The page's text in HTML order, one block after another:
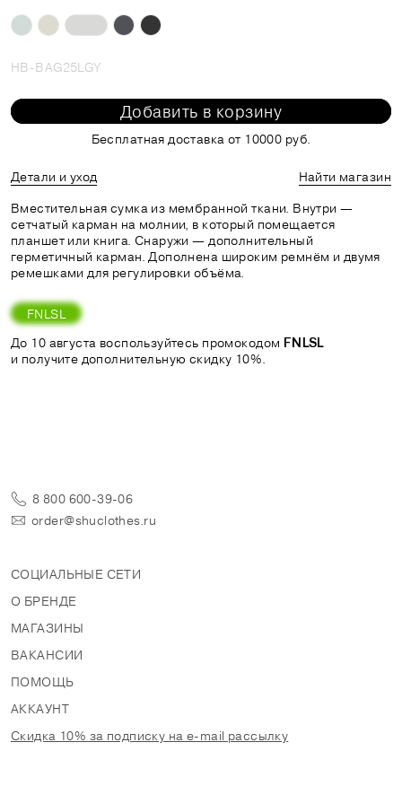
HB-BAG25LGY
Добавить в корзину
Бесплатная доставка от 10000 руб.
Детали и уход
Найти магазин
Вместительная сумка из мембранной ткани. Внутри —
сетчатый карман на молнии, в который помещается
планшет или книга. Снаружи — дополнительный
герметичный карман. Дополнена широким ремнём и двумя
ремешками для регулировки объёма.
FNLSL
До 10 августа воспользуйтесь промокодом FNLSL
и получите дополнительную скидку 10%.
8 800 600-39-06
order@shuclothes.ru
СОЦИАЛЬНЫЕ СЕТИ
О БРЕНДЕ
МАГАЗИНЫ
ВАКАНСИИ
ПОМОЩЬ
АККАУНТ
Скидка 10% за подписку на e-mail рассылку